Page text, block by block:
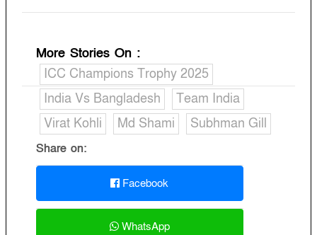
More Stories On :
ICC Champions Trophy 2025
India Vs Bangladesh
Team India
Virat Kohli
Md Shami Subhman Gill
Share on:
Facebook
WhatsApp